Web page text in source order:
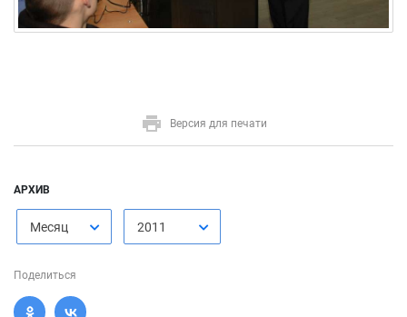
Версия для печати
АРХИВ
Месяц 2011
Поделиться